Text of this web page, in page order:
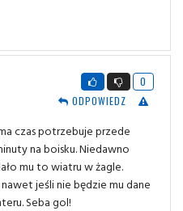
0
ODPOWIEDZ
czas potrzebuje przede
na boisku. Niedawno
mu to wiatru w żagle.
jeśli nie będzie mu dane
Seba gol!